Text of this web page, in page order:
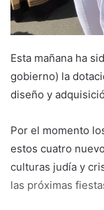
Esta mañana ha
gobierno) la
diseño y
Por el momento
estos cuatro
culturas judía y
las próximas